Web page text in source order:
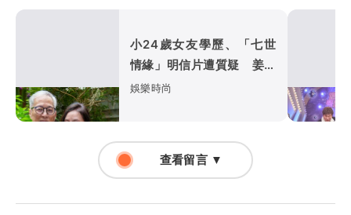
小24歲女友學歷、「七世
情緣」明信片遭質疑 姜厚
任霸氣回應了
娛樂時尚
查看留言 ▼